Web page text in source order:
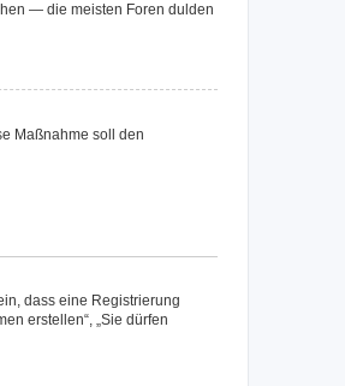
— die meisten Foren dulden
Maßnahme soll den
dass eine Registrierung
erstellen“, „Sie dürfen